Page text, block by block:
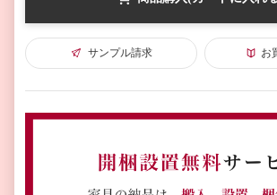
サンプル請求 お